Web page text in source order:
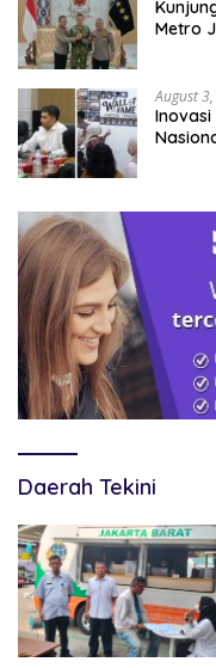
Metro
August
Inovasi
Daerah Tekini